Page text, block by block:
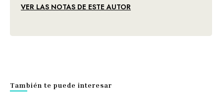
VER LAS NOTAS DE ESTE AUTOR
También te puede interesar